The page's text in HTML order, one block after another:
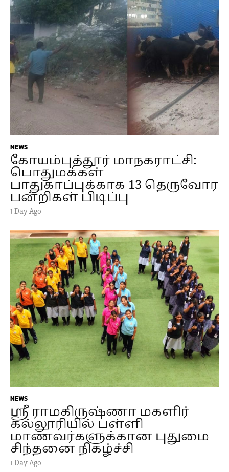
NEWS
கோயம்புத்தூர் மாநகராட்சி:
பொதுமக்கள்
பாதுகாப்புக்காக 13 தெருவோர
பன்றிகள் பிடிப்பு
1 Day Ago
NEWS
ஸ்ரீ ராமகிருஷ்ணா மகளிர்
கல்லூரியில் பள்ளி
மாணவர்களுக்கான புதுமை
சிந்தனை நிகழ்ச்சி
1 Day Ago